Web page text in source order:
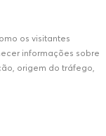
os visitantes
informações sobre
origem do tráfego,